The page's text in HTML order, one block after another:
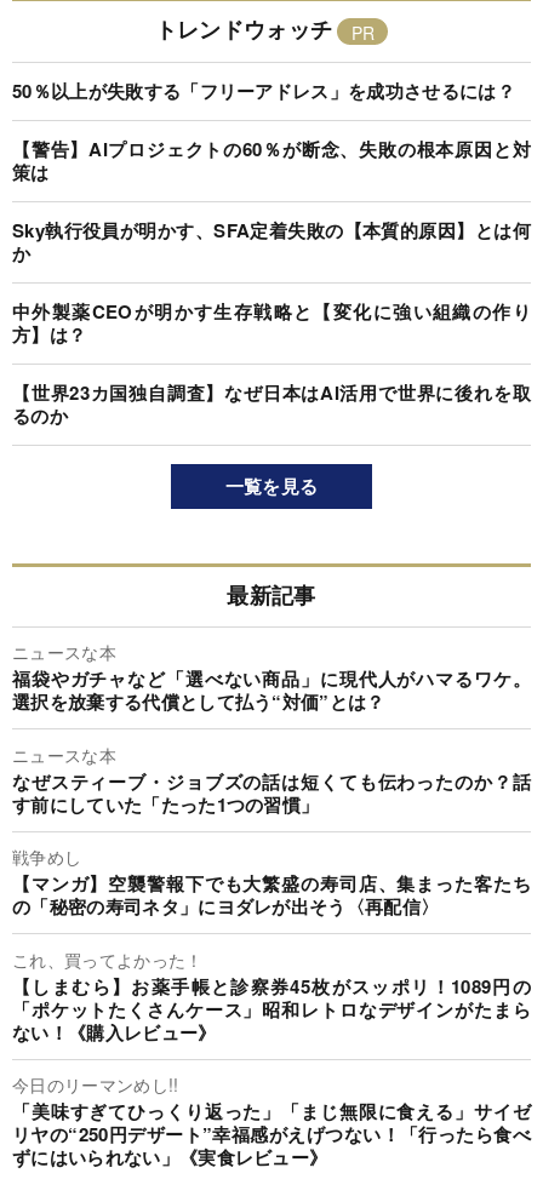
トレンドウォッチ
50％以上が失敗する「フリーアドレス」を成功させるには？
【警告】AIプロジェクトの60％が断念、失敗の根本原因と対
策は
Sky執行役員が明かす、SFA定着失敗の【本質的原因】とは何
か
中外製薬CEOが明かす生存戦略と【変化に強い組織の作り
方】は？
【世界23カ国独自調査】なぜ日本はAI活用で世界に後れを取
るのか
一覧を見る
最新記事
ニュースな本
福袋やガチャなど「選べない商品」に現代人がハマるワケ。
選択を放棄する代償として払う“対価”とは？
ニュースな本
なぜスティーブ・ジョブズの話は短くても伝わったのか？話
す前にしていた「たった1つの習慣」
戦争めし
【マンガ】空襲警報下でも大繁盛の寿司店、集まった客たち
の「秘密の寿司ネタ」にヨダレが出そう〈再配信〉
これ、買ってよかった！
【しまむら】お薬手帳と診察券45枚がスッポリ！1089円の
「ポケットたくさんケース」昭和レトロなデザインがたまら
ない！《購入レビュー》
今日のリーマンめし!!
「美味すぎてひっくり返った」「まじ無限に食える」サイゼ
リヤの“250円デザート”幸福感がえげつない！「行ったら食べ
ずにはいられない」《実食レビュー》